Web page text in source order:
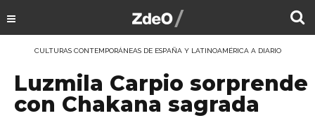
CULTURAS CONTEMPORÁNEAS DE ESPAÑA Y LATINOAMÉRICA A DIARIO
Luzmila Carpio sorprende
con Chakana sagrada